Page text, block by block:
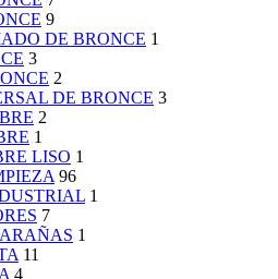
9
DE BRONCE 1
3
2
DE BRONCE 3
2
1
LISO 1
96
1
7
1
11
4